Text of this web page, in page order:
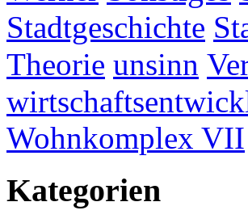
Stadtgeschichte
Theorie unsinn
Wohnkomplex VII
Kategorien